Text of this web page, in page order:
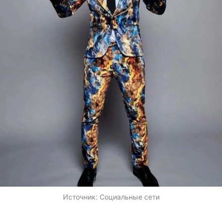
Источник: Социальные сети